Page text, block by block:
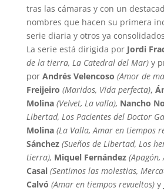
tras las cámaras y con un
nombres que hacen su primera
serie diaria y otros ya
La serie está dirigida por Jordi
de la tierra, La Catedral del Mar)y
por Andrés Velencoso (Amor de
Freijeiro (Maridos, Vida perfecta),
Molina(Velvet, La valla), Nancho
Libertad, Los Pacientes del Doctor
Molina (La Valla, Amar en tiempos
Sánchez(Sueños de Libertad, Los
tierra), Miquel Fernández (Apagón,
Casal (Sentimos las molestias,
Calvó (Amar en tiempos revueltos)y